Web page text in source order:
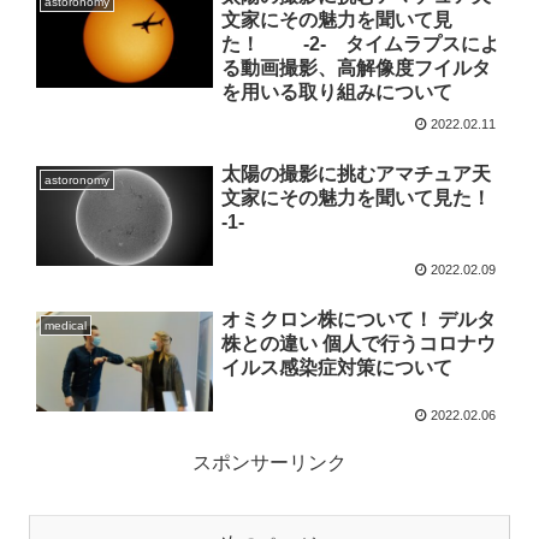
文家にその魅力を聞いて見
た！ -2- タイムラプスによ
る動画撮影、高解像度フイルタ
を用いる取り組みについて
2022.02.11
astoronomy
太陽の撮影に挑むアマチュア天
文家にその魅力を聞いて見た！
-1-
2022.02.09
medical
オミクロン株について！ デルタ
株との違い 個人で行うコロナウ
イルス感染症対策について
2022.02.06
スポンサーリンク